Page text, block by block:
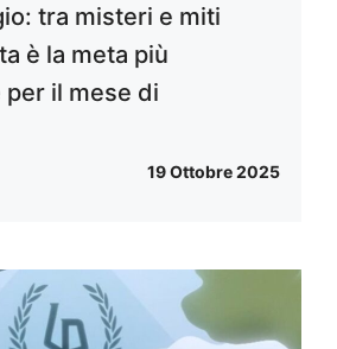
tra misteri e miti
è la meta più
il mese di
19 Ottobre 2025